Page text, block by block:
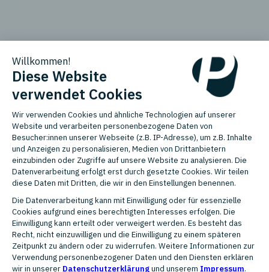
Länder
Switzerland